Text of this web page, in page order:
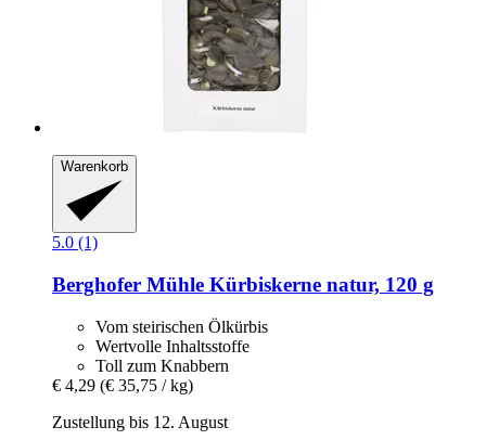
Warenkorb
5.0 (1)
Berghofer Mühle Kürbiskerne natur, 120 g
Vom steirischen Ölkürbis
Wertvolle Inhaltsstoffe
Toll zum Knabbern
€ 4,29 (€ 35,75 / kg)
Zustellung bis 12. August